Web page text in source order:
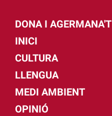
DONA I AGERMANA'T
INICI
CULTURA
LLENGUA
MEDI AMBIENT
OPINIÓ